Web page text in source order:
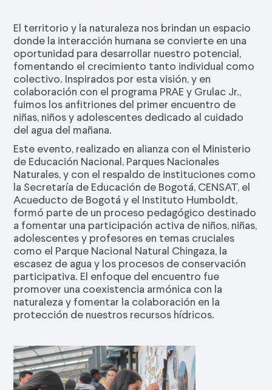
El territorio y la naturaleza nos brindan un espacio
donde la interacción humana se convierte en una
oportunidad para desarrollar nuestro potencial,
fomentando el crecimiento tanto individual como
colectivo. Inspirados por esta visión, y en
colaboración con el programa PRAE y Grulac Jr.,
fuimos los anfitriones del primer encuentro de
niñas, niños y adolescentes dedicado al cuidado
del agua del mañana.
Este evento, realizado en alianza con el Ministerio
de Educación Nacional, Parques Nacionales
Naturales, y con el respaldo de instituciones como
la Secretaría de Educación de Bogotá, CENSAT, el
Acueducto de Bogotá y el Instituto Humboldt,
formó parte de un proceso pedagógico destinado
a fomentar una participación activa de niños, niñas,
adolescentes y profesores en temas cruciales
como el Parque Nacional Natural Chingaza, la
escasez de agua y los procesos de conservación
participativa. El enfoque del encuentro fue
promover una coexistencia armónica con la
naturaleza y fomentar la colaboración en la
protección de nuestros recursos hídricos.